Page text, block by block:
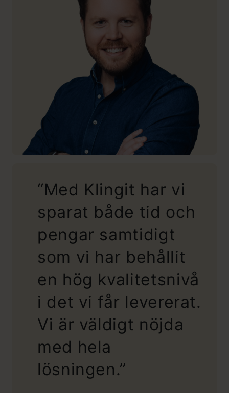
“Med Klingit har vi
sparat både tid och
pengar samtidigt
som vi har behållit
en hög kvalitetsnivå
i det vi får levererat.
Vi är väldigt nöjda
med hela
lösningen.”